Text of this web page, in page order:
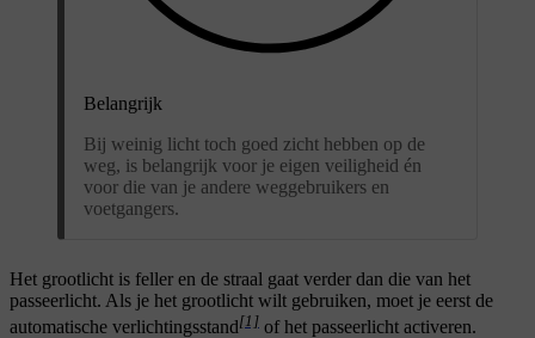
Belangrijk
Bij weinig licht toch goed zicht hebben op de
weg, is belangrijk voor je eigen veiligheid én
voor die van je andere weggebruikers en
voetgangers.
Het grootlicht is feller en de straal gaat verder dan die van het
passeerlicht. Als je het grootlicht wilt gebruiken, moet je eerst de
automatische verlichtingsstand[1] of het passeerlicht activeren.